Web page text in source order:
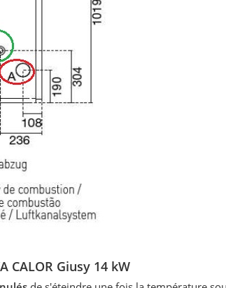
CALOR Giusy 14 kW